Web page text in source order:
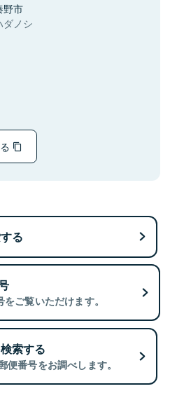
野市
ダノシ
る
ご覧いただけます。
索する
番号をお調べします。